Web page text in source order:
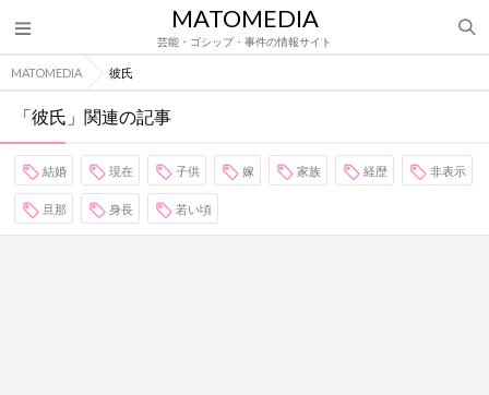
MATOMEDIA
芸能・ゴシップ・事件の情報サイト
MATOMEDIA 彼氏
「彼氏」関連の記事
結婚 現在 子供 嫁 家族 経歴 非表示
旦那 身長 若い頃